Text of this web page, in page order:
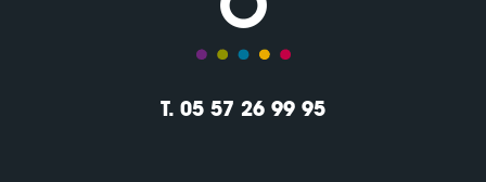
T. 05 57 26 99 95